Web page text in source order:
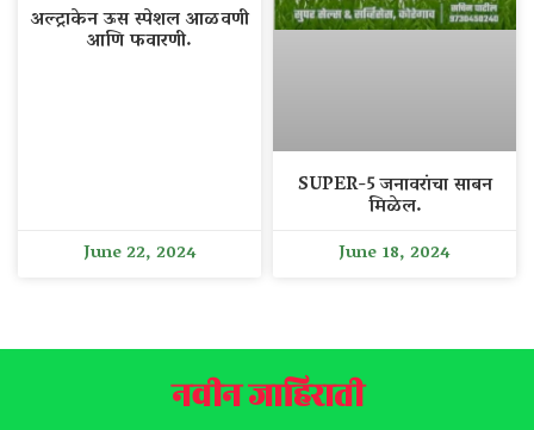
अल्ट्राकेन ऊस स्पेशल आळवणी
आणि फवारणी.
June 22, 2024
SUPER-5 जनावरांचा साबन
मिळेल.
June 18, 2024
नवीन जाहिराती